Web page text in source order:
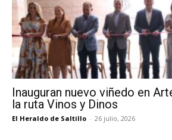
Inauguran nuevo viñedo en
la ruta Vinos y Dinos
El Heraldo de Saltillo - 26 julio, 2026